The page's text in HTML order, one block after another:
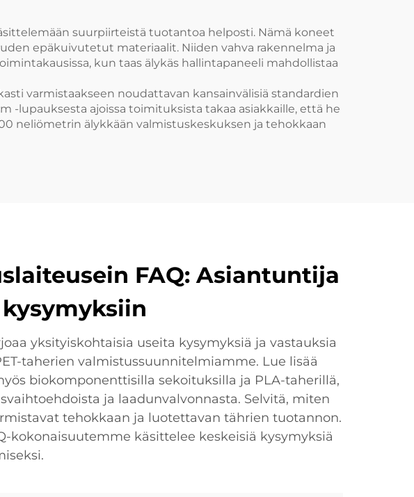
suurpiirteistä tuotantoa helposti. Nämä koneet
epäkuivutetut materiaalit. Niiden vahva rakennelma ja
kun taas älykäs hallintapaneeli mahdollistaa
varmistaakseen noudattavan kansainvälisiä standardien
-lupauksesta ajoissa toimituksista takaa asiakkaille, että he
neliömetrin älykkään valmistuskeskuksen ja tehokkaan
FAQ: Asiantuntija
yksityiskohtaisia useita kysymyksiä ja vastauksia
taherien valmistussuunnitelmiamme. Lue lisää
biokomponenttisilla sekoituksilla ja PLA-taherillä,
ja laadunvalvonnasta. Selvitä, miten
tehokkaan ja luotettavan tährien tuotannon.
käsittelee keskeisiä kysymyksiä